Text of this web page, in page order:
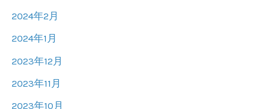
2024年2月
2024年1月
2023年12月
2023年11月
2023年10月